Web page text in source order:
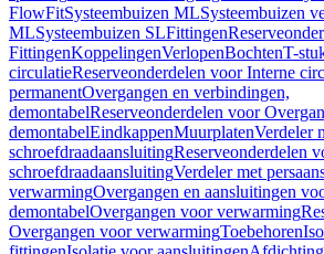
FlowFitSysteembuizen MLSysteembuizen
MLSysteembuizen SLFittingen
FittingenKoppelingenVerlopenBochtenT-
circulatieReserveonderdelen voor Interne
permanentOvergangen en verbindingen,
demontabelReserveonderdelen voor
demontabelEindkappenMuurplatenVerdeler
schroefdraadaansluitingReserveonderdelen
schroefdraadaansluitingVerdeler met
verwarmingOvergangen en aansluitingen
demontabelOvergangen voor verwarming
Overgangen voor verwarmingToebehoren